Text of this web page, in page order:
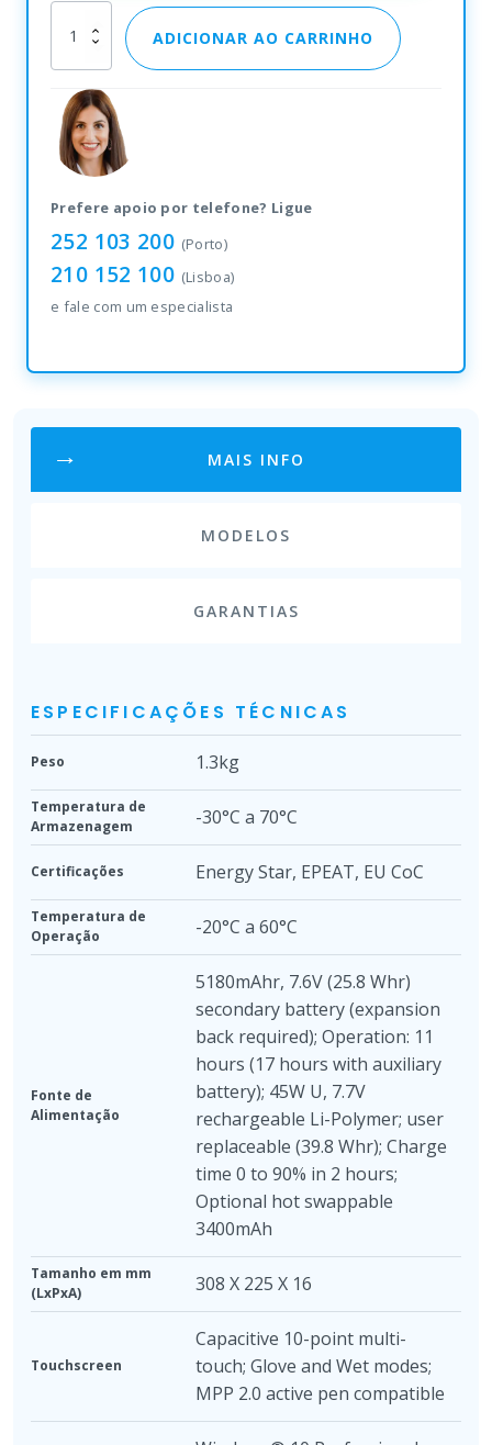
ADICIONAR AO CARRINHO
Prefere apoio por telefone? Ligue
252 103 200 (Porto)
210 152 100 (Lisboa)
e fale com um especialista
MAIS INFO
MODELOS
GARANTIAS
ESPECIFICAÇÕES TÉCNICAS
Peso 1.3kg
Temperatura de
Armazenagem
-30°C a 70°C
Certificações Energy Star, EPEAT, EU CoC
Temperatura de
Operação
-20°C a 60°C
Fonte de
Alimentação
5180mAhr, 7.6V (25.8 Whr)
secondary battery (expansion
back required); Operation: 11
hours (17 hours with auxiliary
battery); 45W U, 7.7V
rechargeable Li-Polymer; user
replaceable (39.8 Whr); Charge
time 0 to 90% in 2 hours;
Optional hot swappable
3400mAh
Tamanho em mm
(LxPxA)
308 X 225 X 16
Touchscreen
Capacitive 10-point multi-
touch; Glove and Wet modes;
MPP 2.0 active pen compatible